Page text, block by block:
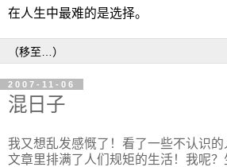
在人生中最难的是选择。
2007-11-06
混日子
我又想乱发感慨了！看了一些不认识
文章里排满了人们规矩的生活！我呢